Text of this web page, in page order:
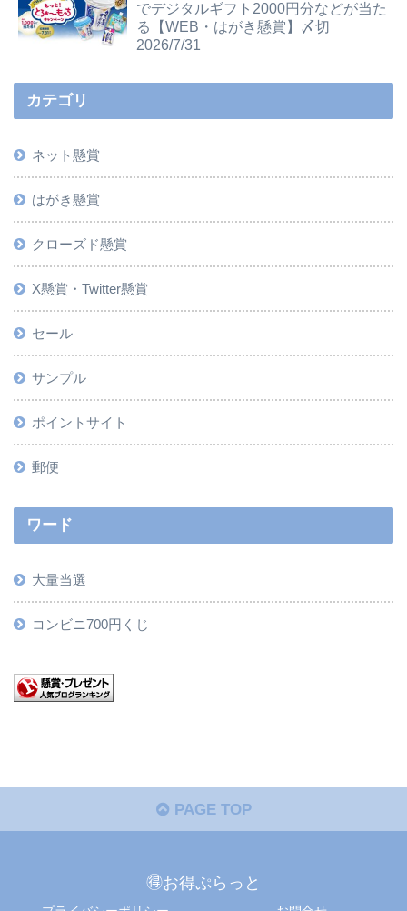
でデジタルギフト2000円分などが当た
る【WEB・はがき懸賞】〆切
2026/7/31
カテゴリ
ネット懸賞
はがき懸賞
クローズド懸賞
X懸賞・Twitter懸賞
セール
サンプル
ポイントサイト
郵便
ワード
大量当選
コンビニ700円くじ
PAGE TOP
🉐お得ぷらっと